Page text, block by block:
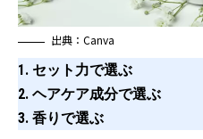
出典：Canva
1. セット力で選ぶ
2. ヘアケア成分で選ぶ
3. 香りで選ぶ